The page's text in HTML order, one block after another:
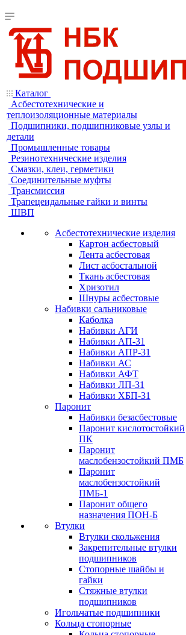
Каталог
Асбестотехнические и
теплоизоляционные материалы
Подшипники, подшипниковые узлы и
детали
Промышленные товары
Резинотехнические изделия
Смазки, клеи, герметики
Соединительные муфты
Трансмиссия
Трапецеидальные гайки и винты
ШВП
Асбестотехнические изделия
Картон асбестовый
Лента асбестовая
Лист асбостальной
Ткань асбестовая
Хризотил
Шнуры асбестовые
Набивки сальниковые
Каболка
Набивки АГИ
Набивки АП-31
Набивки АПР-31
Набивки АС
Набивки АФТ
Набивки ЛП-31
Набивки ХБП-31
Паронит
Набивки безасбестовые
Паронит кислотостойкий
ПК
Паронит
маслобензостойкий ПМБ
Паронит
маслобензостойкий
ПМБ-1
Паронит общего
назначения ПОН-Б
Втулки
Втулки скольжения
Закрепительные втулки
подшипников
Стопорные шайбы и
гайки
Стяжные втулки
подшипников
Игольчатые подшипники
Кольца стопорные